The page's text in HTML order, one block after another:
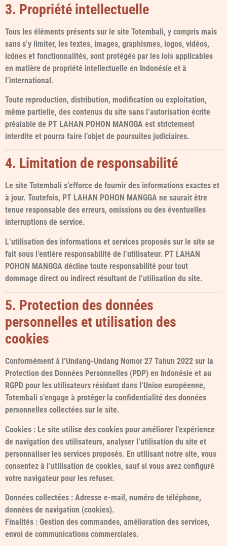
3. Propriété intellectuelle
Tous les éléments présents sur le site Totembali, y compris mais
sans s’y limiter, les textes, images, graphismes, logos, vidéos,
icônes et fonctionnalités, sont protégés par les lois applicables
en matière de propriété intellectuelle en Indonésie et à
l’international.
Toute reproduction, distribution, modification ou exploitation,
même partielle, des contenus du site sans l’autorisation écrite
préalable de PT LAHAN POHON MANGGA est strictement
interdite et pourra faire l’objet de poursuites judiciaires.
4. Limitation de responsabilité
Le site Totembali s’efforce de fournir des informations exactes et
à jour. Toutefois, PT LAHAN POHON MANGGA ne saurait être
tenue responsable des erreurs, omissions ou des éventuelles
interruptions de service.
L’utilisation des informations et services proposés sur le site se
fait sous l’entière responsabilité de l’utilisateur. PT LAHAN
POHON MANGGA décline toute responsabilité pour tout
dommage direct ou indirect résultant de l’utilisation du site.
5. Protection des données
personnelles et utilisation des
cookies
Conformément à l’Undang-Undang Nomor 27 Tahun 2022 sur la
Protection des Données Personnelles (PDP) en Indonésie et au
RGPD pour les utilisateurs résidant dans l’Union européenne,
Totembali s’engage à protéger la confidentialité des données
personnelles collectées sur le site.
Cookies : Le site utilise des cookies pour améliorer l’expérience
de navigation des utilisateurs, analyser l’utilisation du site et
personnaliser les services proposés. En utilisant notre site, vous
consentez à l’utilisation de cookies, sauf si vous avez configuré
votre navigateur pour les refuser.
Données collectées : Adresse e-mail, numéro de téléphone,
données de navigation (cookies).
Finalités : Gestion des commandes, amélioration des services,
envoi de communications commerciales.